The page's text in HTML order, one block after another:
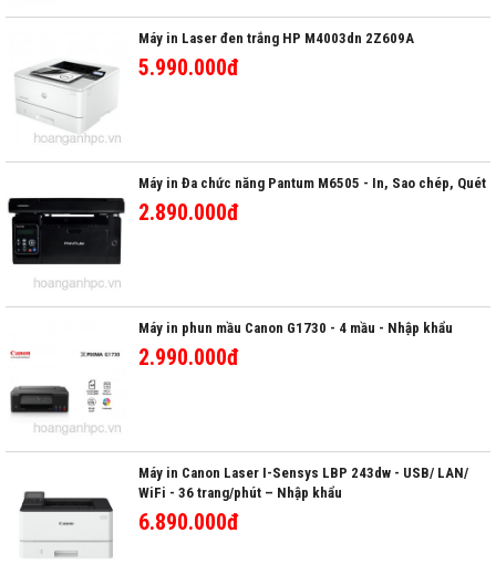
Máy in Laser đen trắng HP M4003dn 2Z609A
5.990.000đ
Máy in Đa chức năng Pantum M6505 - In, Sao chép, Quét
2.890.000đ
Máy in phun mầu Canon G1730 - 4 mầu - Nhập khẩu
2.990.000đ
Máy in Canon Laser I-Sensys LBP 243dw - USB/ LAN/
WiFi - 36 trang/phút – Nhập khẩu
6.890.000đ